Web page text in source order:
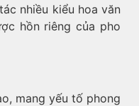
nhiều kiểu hoa văn
hồn riêng của pho
mang yếu tố phong